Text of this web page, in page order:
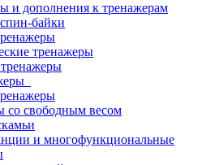
и дополнения к тренажерам
байки
тренажеры
со свободным весом
и многофункциональные